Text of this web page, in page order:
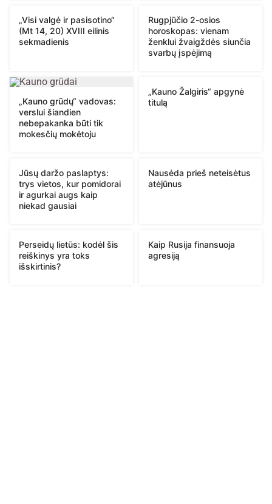
„Visi valgė ir pasisotino“
(Mt 14, 20) XVIII eilinis
sekmadienis
Rugpjūčio 2-osios
horoskopas: vienam
ženklui žvaigždės siunčia
svarbų įspėjimą
„Kauno grūdų“ vadovas:
verslui šiandien
nebepakanka būti tik
mokesčių mokėtoju
„Kauno Žalgiris“ apgynė
titulą
Jūsų daržo paslaptys:
trys vietos, kur pomidorai
ir agurkai augs kaip
niekad gausiai
Nausėda prieš neteisėtus
atėjūnus
Perseidų lietūs: kodėl šis
reiškinys yra toks
išskirtinis?
Kaip Rusija finansuoja
agresiją